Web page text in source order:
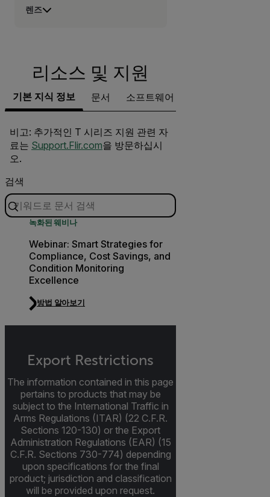
렌즈
리소스 및 지원
기본 지식 정보 문서 소프트웨어 및 펌웨어
비고: 추가적인 T 시리즈 지원 관련 자
료는 Support.Flir.com을 방문하십시
오.
검색
녹화된 웨비나
Webinar: Smart Strategies for
Compliance, Cost Savings, and
Condition Monitoring
Excellence
방법 알아보기
Export Restrictions
The information contained in this page
pertains to products that may be
subject to the International Traffic in
Arms Regulations (ITAR) (22 C.F.R.
Sections 120-130) or the Export
Administration Regulations (EAR) (15
C.F.R. Sections 730-774) depending
upon specifications for the final
product; jurisdiction and classification
will be provided upon request.